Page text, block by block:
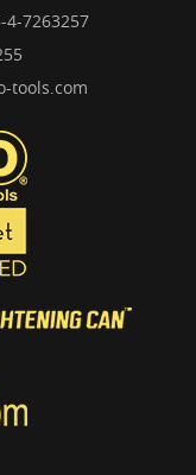
4-7263257
tools.com